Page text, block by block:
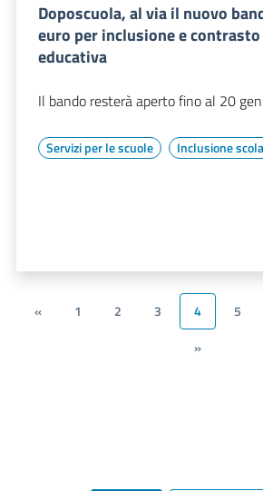
Doposcuola, al via il nuovo
euro per inclusione e
educativa
Il bando resterà aperto fino al 20
Servizi per le scuole Inclusione
« 1 2 3 4 5
»